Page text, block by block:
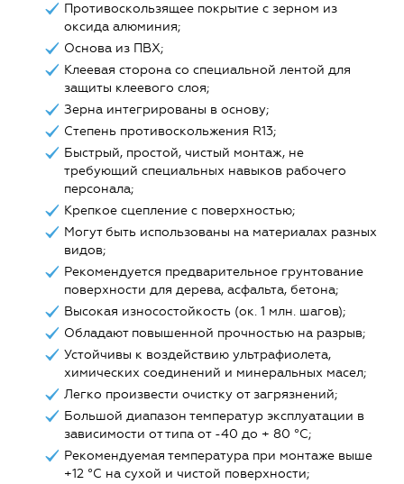
Противоскользящее покрытие с зерном из
оксида алюминия;
Основа из ПВХ;
Клеевая сторона со специальной лентой для
защиты клеевого слоя;
Зерна интегрированы в основу;
Степень противоскольжения R13;
Быстрый, простой, чистый монтаж, не
требующий специальных навыков рабочего
персонала;
Крепкое сцепление с поверхностью;
Могут быть использованы на материалах разных
видов;
Рекомендуется предварительное грунтование
поверхности для дерева, асфальта, бетона;
Высокая износостойкость (ок. 1 млн. шагов);
Обладают повышенной прочностью на разрыв;
Устойчивы к воздействию ультрафиолета,
химических соединений и минеральных масел;
Легко произвести очистку от загрязнений;
Большой диапазон температур эксплуатации в
зависимости от типа от -40 до + 80 °С;
Рекомендуемая температура при монтаже выше
+12 °С на сухой и чистой поверхности;